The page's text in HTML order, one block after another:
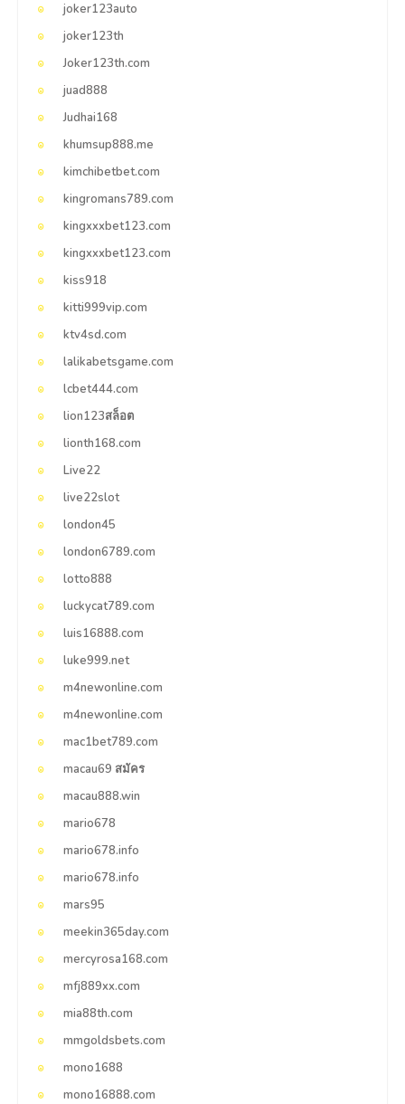
joker123auto
joker123th
Joker123th.com
juad888
Judhai168
khumsup888.me
kimchibetbet.com
kingromans789.com
kingxxxbet123.com
kingxxxbet123.com
kiss918
kitti999vip.com
ktv4sd.com
lalikabetsgame.com
lcbet444.com
lion123สล็อต
lionth168.com
Live22
live22slot
london45
london6789.com
lotto888
luckycat789.com
luis16888.com
luke999.net
m4newonline.com
m4newonline.com
mac1bet789.com
macau69 สมัคร
macau888.win
mario678
mario678.info
mario678.info
mars95
meekin365day.com
mercyrosa168.com
mfj889xx.com
mia88th.com
mmgoldsbets.com
mono1688
mono16888.com